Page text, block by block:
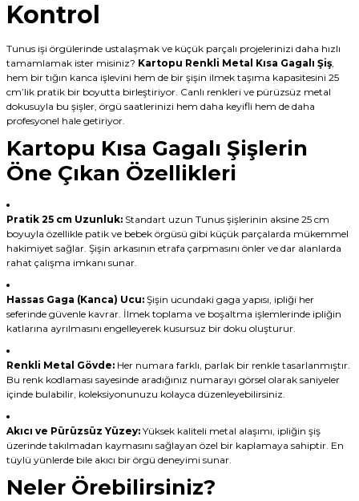
Kontrol
Tunus işi örgülerinde ustalaşmak ve küçük parçalı projelerinizi daha hızlı
tamamlamak ister misiniz? Kartopu Renkli Metal Kısa Gagalı Şiş,
hem bir tığın kanca işlevini hem de bir şişin ilmek taşıma kapasitesini 25
cm’lik pratik bir boyutta birleştiriyor. Canlı renkleri ve pürüzsüz metal
dokusuyla bu şişler, örgü saatlerinizi hem daha keyifli hem de daha
profesyonel hale getiriyor.
Kartopu Kısa Gagalı Şişlerin
Öne Çıkan Özellikleri
Pratik 25 cm Uzunluk:Standart uzun Tunus şişlerinin aksine 25 cm
boyuyla özellikle patik ve bebek örgüsü gibi küçük parçalarda mükemmel
hakimiyet sağlar. Şişin arkasının etrafa çarpmasını önler ve dar alanlarda
rahat çalışma imkanı sunar.
Hassas Gaga (Kanca) Ucu:Şişin ucundaki gaga yapısı, ipliği her
seferinde güvenle kavrar. İlmek toplama ve boşaltma işlemlerinde ipliğin
katlarına ayrılmasını engelleyerek kusursuz bir doku oluşturur.
Renkli Metal Gövde:Her numara farklı, parlak bir renkle tasarlanmıştır.
Bu renk kodlaması sayesinde aradığınız numarayı görsel olarak saniyeler
içinde bulabilir, koleksiyonunuzu kolayca düzenleyebilirsiniz.
Akıcı ve Pürüzsüz Yüzey:Yüksek kaliteli metal alaşımı, ipliğin şiş
üzerinde takılmadan kaymasını sağlayan özel bir kaplamaya sahiptir. En
tüylü yünlerde bile akıcı bir örgü deneyimi sunar.
Neler Örebilirsiniz?